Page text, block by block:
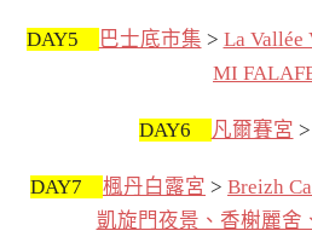
DAY5 巴士底市集 > La Vallée
MI
DAY6 凡爾賽宮 >
DAY7 楓丹白露宮 > Breizh
凱旋門夜景、香榭麗舍